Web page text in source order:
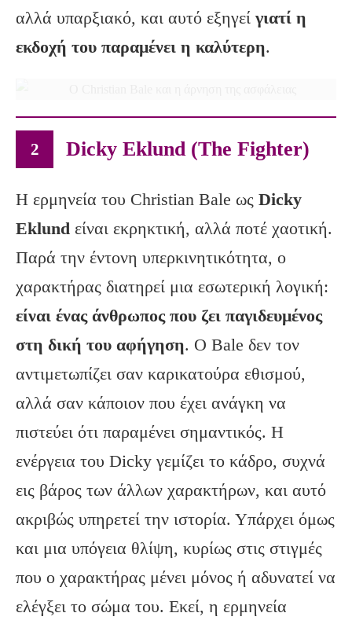
αλλά υπαρξιακό, και αυτό εξηγεί γιατί η
εκδοχή του παραμένει η καλύτερη.
2 Dicky Eklund (The Fighter)
Η ερμηνεία του Christian Bale ως Dicky
Eklund είναι εκρηκτική, αλλά ποτέ χαοτική.
Παρά την έντονη υπερκινητικότητα, ο
χαρακτήρας διατηρεί μια εσωτερική λογική:
είναι ένας άνθρωπος που ζει παγιδευμένος
στη δική του αφήγηση. Ο Bale δεν τον
αντιμετωπίζει σαν καρικατούρα εθισμού,
αλλά σαν κάποιον που έχει ανάγκη να
πιστεύει ότι παραμένει σημαντικός. Η
ενέργεια του Dicky γεμίζει το κάδρο, συχνά
εις βάρος των άλλων χαρακτήρων, και αυτό
ακριβώς υπηρετεί την ιστορία. Υπάρχει όμως
και μια υπόγεια θλίψη, κυρίως στις στιγμές
που ο χαρακτήρας μένει μόνος ή αδυνατεί να
ελέγξει το σώμα του. Εκεί, η ερμηνεία